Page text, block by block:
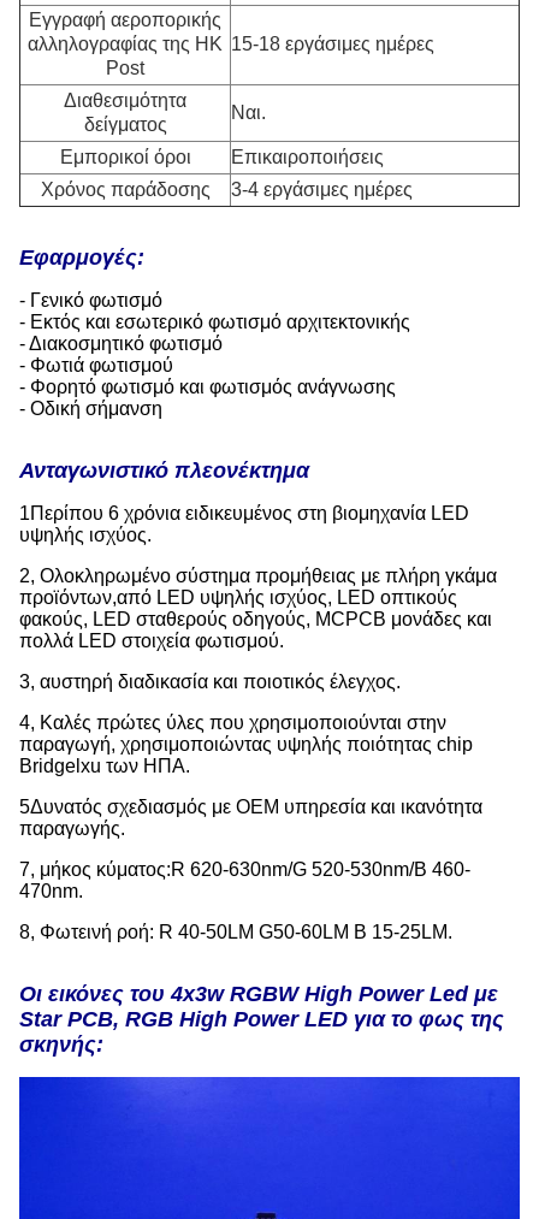
Εγγραφή αεροπορικής
αλληλογραφίας της HK
Post
15-18 εργάσιμες ημέρες
Διαθεσιμότητα
δείγματος
Ναι.
Εμπορικοί όροι
Επικαιροποιήσεις
Χρόνος παράδοσης
3-4 εργάσιμες ημέρες
Εφαρμογές:
- Γενικό φωτισμό
- Εκτός και εσωτερικό φωτισμό αρχιτεκτονικής
- Διακοσμητικό φωτισμό
- Φωτιά φωτισμού
- Φορητό φωτισμό και φωτισμός ανάγνωσης
- Οδική σήμανση
Ανταγωνιστικό πλεονέκτημα
1Περίπου 6 χρόνια ειδικευμένος στη βιομηχανία LED
υψηλής ισχύος.
2, Ολοκληρωμένο σύστημα προμήθειας με πλήρη γκάμα
προϊόντων,από LED υψηλής ισχύος, LED οπτικούς
φακούς, LED σταθερούς οδηγούς, MCPCB μονάδες και
πολλά LED στοιχεία φωτισμού.
3, αυστηρή διαδικασία και ποιοτικός έλεγχος.
4, Καλές πρώτες ύλες που χρησιμοποιούνται στην
παραγωγή, χρησιμοποιώντας υψηλής ποιότητας chip
Bridgelxu των ΗΠΑ.
5Δυνατός σχεδιασμός με OEM υπηρεσία και ικανότητα
παραγωγής.
7, μήκος κύματος:R 620-630nm/G 520-530nm/B 460-
470nm.
8, Φωτεινή ροή: R 40-50LM G50-60LM B 15-25LM.
Οι εικόνες του 4x3w RGBW High Power Led με
Star PCB, RGB High Power LED για το φως της
σκηνής: